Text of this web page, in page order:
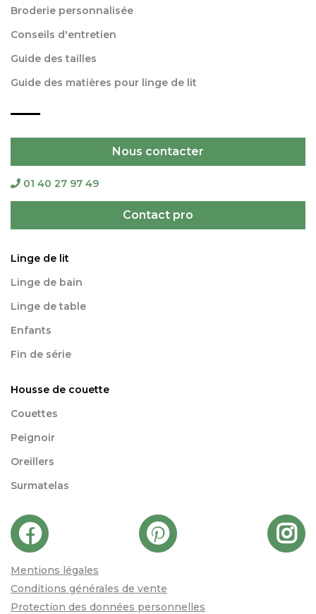
Broderie personnalisée
Conseils d'entretien
Guide des tailles
Guide des matières pour linge de lit
Nous contacter
01 40 27 97 49
Contact pro
Linge de lit
Linge de bain
Linge de table
Enfants
Fin de série
Housse de couette
Couettes
Peignoir
Oreillers
Surmatelas
Mentions légales
Conditions générales de vente
Protection des données personnelles